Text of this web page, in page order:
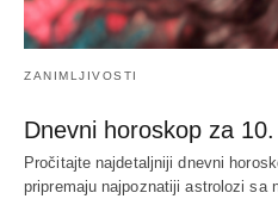
ZANIMLJIVOSTI
Dnevni horoskop za
Pročitajte najdetaljniji dnevni
pripremaju najpoznatiji astrolozi sa